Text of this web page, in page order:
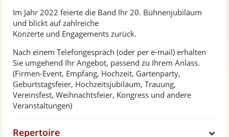
Im Jahr 2022 feierte die Band Ihr 20. Bühnenjubiläum
und blickt auf zahlreiche
Konzerte und Engagements zurück.
Nach einem Telefongespräch (oder per e-mail) erhalten
Sie umgehend Ihr Angebot, passend zu Ihrem Anlass.
(Firmen-Event, Empfang, Hochzeit, Gartenparty,
Geburtstagsfeier, Hochzeitsjubiläum, Trauung,
Vereinsfest, Weihnachtsfeier, Kongress und andere
Veranstaltungen)
Repertoire